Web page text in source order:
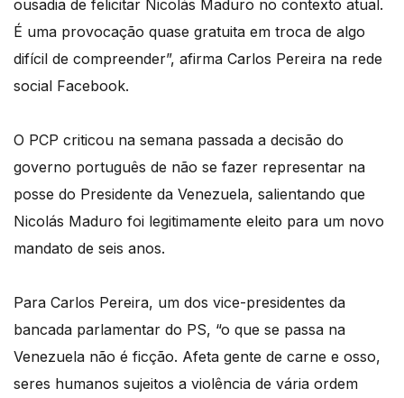
ousadia de felicitar Nicolás Maduro no contexto atual.
É uma provocação quase gratuita em troca de algo
difícil de compreender”, afirma Carlos Pereira na rede
social Facebook.
O PCP criticou na semana passada a decisão do
governo português de não se fazer representar na
posse do Presidente da Venezuela, salientando que
Nicolás Maduro foi legitimamente eleito para um novo
mandato de seis anos.
Para Carlos Pereira, um dos vice-presidentes da
bancada parlamentar do PS, “o que se passa na
Venezuela não é ficção. Afeta gente de carne e osso,
seres humanos sujeitos a violência de vária ordem